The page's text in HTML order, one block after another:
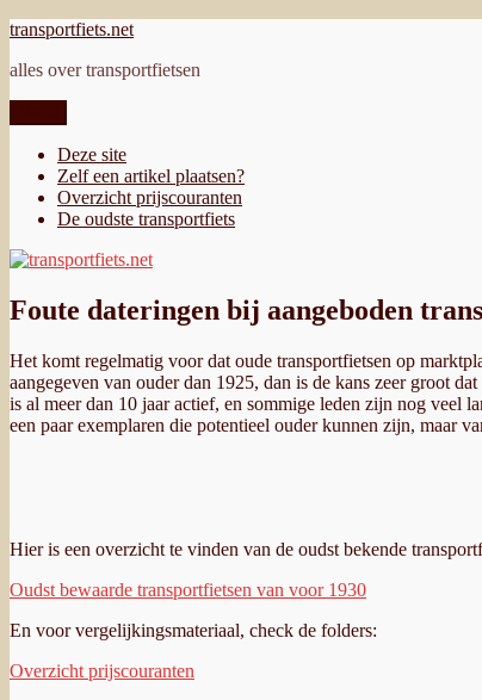
Ga
de
transportfiets.net
alles over transportfietsen
Deze site
Zelf een artikel plaatsen?
Overzicht prijscouranten
De oudste transportfiets
Foute dateringen bij aangeboden
Het komt regelmatig voor dat oude transportfietsen op
aangegeven van ouder dan 1925, dan is de kans zeer groot
is al meer dan 10 jaar actief, en sommige leden zijn nog veel
een paar exemplaren die potentieel ouder kunnen zijn, maar
Hier is een overzicht te vinden van de oudst bekende
Oudst bewaarde transportfietsen van voor 1930
En voor vergelijkingsmateriaal, check de folders:
Overzicht prijscouranten